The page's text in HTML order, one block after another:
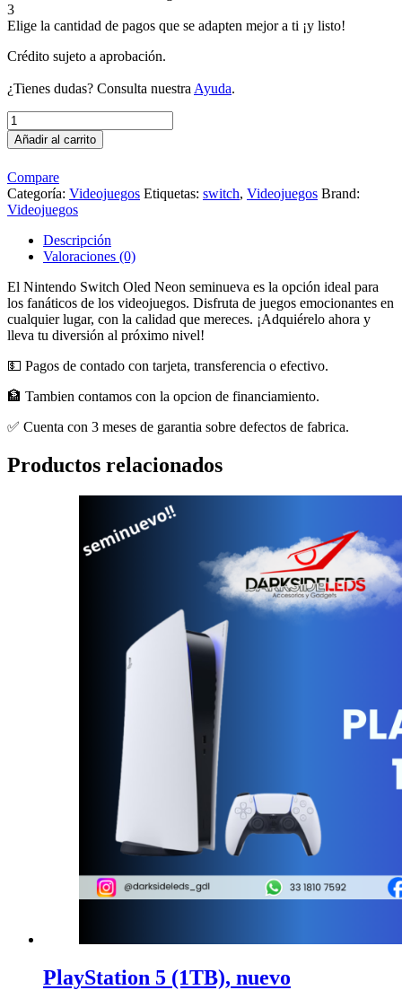
3
Elige la cantidad de pagos que se adapten mejor a ti ¡y listo!
Crédito sujeto a aprobación.
¿Tienes dudas? Consulta nuestra Ayuda.
Nintendo
Switch
Oled
seminueva
cantidad
Añadir al carrito
Compare
Categoría: Videojuegos Etiquetas: switch, Videojuegos Brand:
Videojuegos
Descripción
Valoraciones (0)
El Nintendo Switch Oled Neon seminueva es la opción ideal para
los fanáticos de los videojuegos. Disfruta de juegos emocionantes en
cualquier lugar, con la calidad que mereces. ¡Adquiérelo ahora y
lleva tu diversión al próximo nivel!
💵 Pagos de contado con tarjeta, transferencia o efectivo.
🏦 Tambien contamos con la opcion de financiamiento.
✅ Cuenta con 3 meses de garantia sobre defectos de fabrica.
Productos relacionados
PlayStation 5 (1TB), nuevo